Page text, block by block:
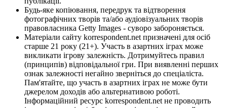
Будь-яке копіювання, передрук та відтворення
фотографічних творів та/або аудіовізуальних творів
правовласника Getty Images - суворо забороняється.
Матеріали сайту korrespondent.net призначені для осіб
старше 21 року (21+). Участь в азартних іграх може
викликати ігрову залежність. Дотримуйтесь правил
(принципів) відповідальної гри. При виявленні перших
ознак залежності негайно зверніться до спеціаліста.
Пам'ятайте, що участь в азартних іграх не може бути
джерелом доходів або альтернативою роботі.
Інформаційний ресурс korrespondent.net не проводить